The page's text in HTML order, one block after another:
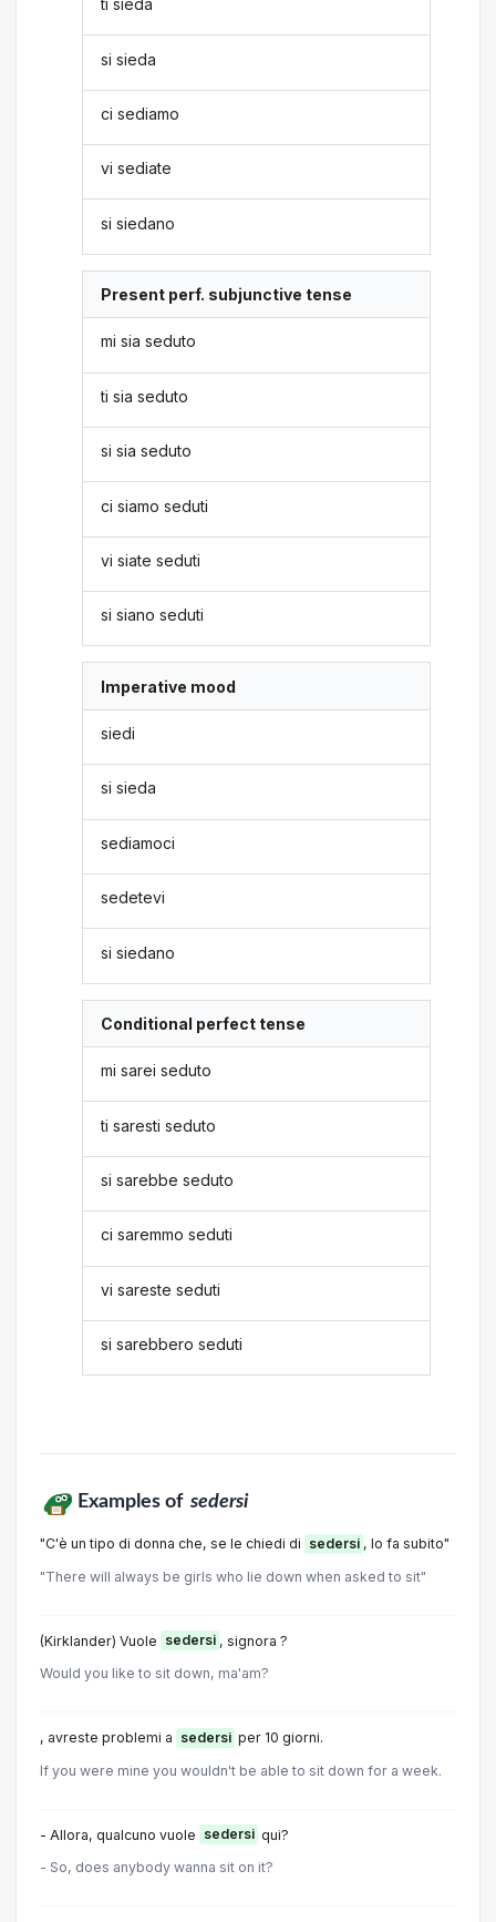
ti sieda
si sieda
ci sediamo
vi sediate
si siedano
Present perf. subjunctive tense
mi sia seduto
ti sia seduto
si sia seduto
ci siamo seduti
vi siate seduti
si siano seduti
Imperative mood
siedi
si sieda
sediamoci
sedetevi
si siedano
Conditional perfect tense
mi sarei seduto
ti saresti seduto
si sarebbe seduto
ci saremmo seduti
vi sareste seduti
si sarebbero seduti
Examples of sedersi
"C'è un tipo di donna che, se le chiedi di sedersi , lo fa subito"
"There will always be girls who lie down when asked to sit"
(Kirklander) Vuole sedersi , signora ?
Would you like to sit down, ma'am?
, avreste problemi a sedersi per 10 giorni.
If you were mine you wouldn't be able to sit down for a week.
- Allora, qualcuno vuole sedersi qui?
- So, does anybody wanna sit on it?